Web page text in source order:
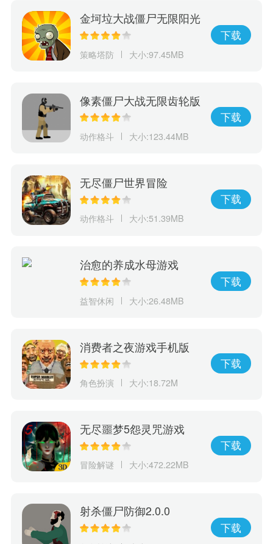
金坷垃大战僵尸无限阳光
策略塔防 大小:97.45MB
下载
像素僵尸大战无限齿轮版
动作格斗 大小:123.44MB
下载
无尽僵尸世界冒险
动作格斗 大小:51.39MB
下载
治愈的养成水母游戏
益智休闲 大小:26.48MB
下载
消费者之夜游戏手机版
角色扮演 大小:18.72M
下载
无尽噩梦5怨灵咒游戏
冒险解谜 大小:472.22MB
下载
射杀僵尸防御2.0.0
下载